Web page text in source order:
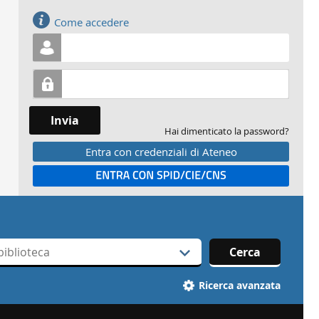
Come accedere
Invia
Hai dimenticato la password?
Entra con credenziali di Ateneo
Entra con SPID
Cerca
Ricerca avanzata